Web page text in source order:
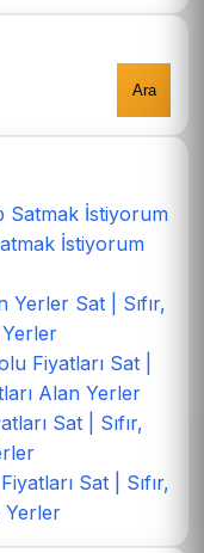
Ara
Satmak İstiyorum
İstiyorum
Sat | Sıfır,
Fiyatları Sat |
Alan Yerler
Sat | Sıfır,
Sat | Sıfır,
Yerler